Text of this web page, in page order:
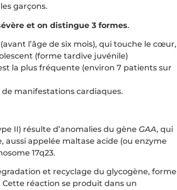
garçons.
et on distingue 3 formes.
l’âge de six mois), qui touche le cœur,
(forme tardive juvénile)
la plus fréquente (environ 7 patients sur
manifestations cardiaques.
II) résulte d’anomalies du gène GAA, qui
aussi appelée maltase acide (ou enzyme
17q23.
et recyclage du glycogène, forme
Cette réaction se produit dans un